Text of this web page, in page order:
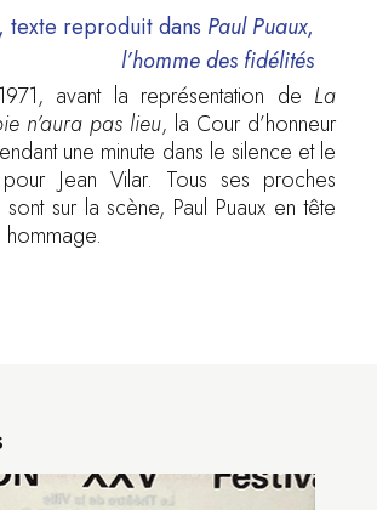
texte reproduit dans Paul Puaux,
l’homme des fidélités
avant la représentation de La
n’aura pas lieu, la Cour d’honneur
une minute dans le silence et le
pour Jean Vilar. Tous ses proches
sur la scène, Paul Puaux en tête